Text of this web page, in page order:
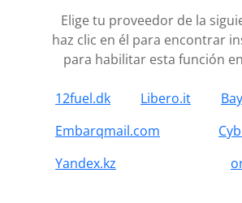
Elige tu proveedor de la
haz clic en él para encontrar
para habilitar esta función
12fuel.dk Libero.it
Embarqmail.com
Yandex.kz